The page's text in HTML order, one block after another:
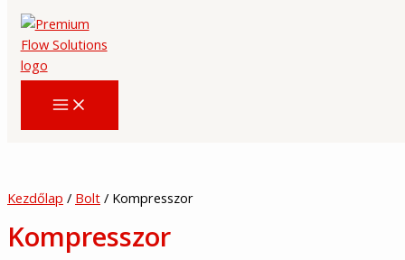
Skip
content
Kezdőlap / Bolt / Kompresszor
Kompresszor